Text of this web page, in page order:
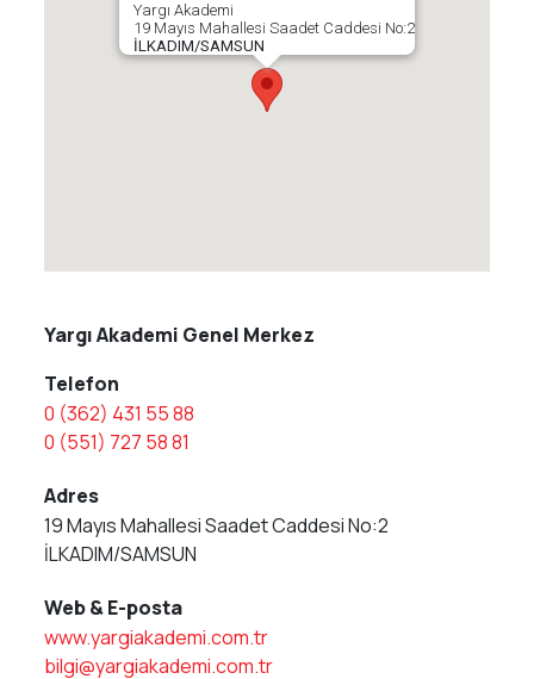
Yargı Akademi
19 Mayıs Mahallesi Saadet Caddesi No:2
İLKADIM/SAMSUN
Yargı Akademi Genel Merkez
Telefon
0 (362) 431 55 88
0 (551) 727 58 81
Adres
19 Mayıs Mahallesi Saadet Caddesi No:2
İLKADIM/SAMSUN
Web & E-posta
www.yargiakademi.com.tr
bilgi@yargiakademi.com.tr